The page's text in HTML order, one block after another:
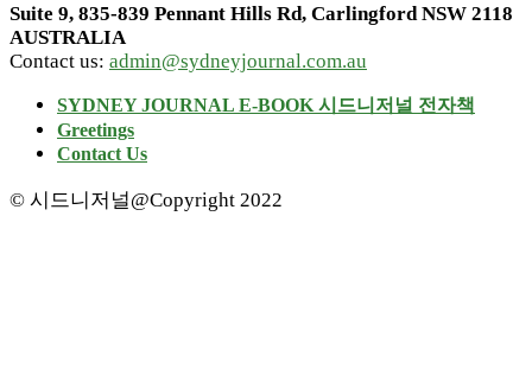
Suite 9, 835-839 Pennant Hills Rd, Carlingford NSW 2118
AUSTRALIA
Contact us: admin@sydneyjournal.com.au
SYDNEY JOURNAL E-BOOK 시드니저널 전자책
Greetings
Contact Us
© 시드니저널@Copyright 2022